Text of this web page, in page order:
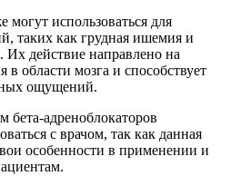
использоваться для
таких как грудная ишемия и
Их действие направлено на
области мозга и способствует
ощущений.
бета-адреноблокаторов
с врачом, так как данная
особенности в применении и